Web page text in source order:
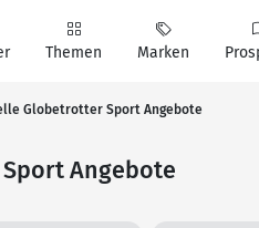
Themen Marken
Globetrotter Sport Angebote
Angebote